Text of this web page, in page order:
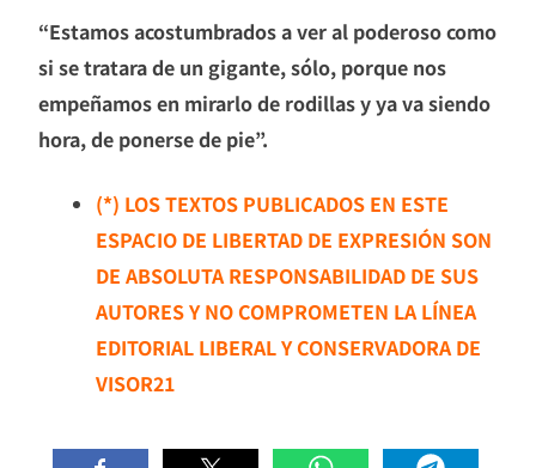
“Estamos acostumbrados a ver al poderoso como
si se tratara de un gigante, sólo, porque nos
empeñamos en mirarlo de rodillas y ya va siendo
hora, de ponerse de pie”.
(*) LOS TEXTOS PUBLICADOS EN ESTE
ESPACIO DE LIBERTAD DE EXPRESIÓN SON
DE ABSOLUTA RESPONSABILIDAD DE SUS
AUTORES Y NO COMPROMETEN LA LÍNEA
EDITORIAL LIBERAL Y CONSERVADORA DE
VISOR21